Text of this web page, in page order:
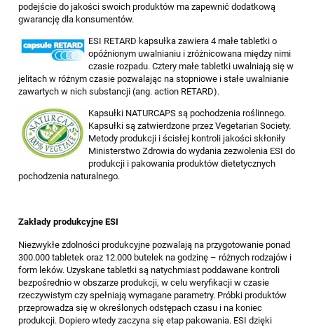
podejście do jakości swoich produktów ma zapewnić dodatkową
gwarancję dla konsumentów.
ESI RETARD kapsułka zawiera 4 małe tabletki o
opóźnionym uwalnianiu i zróżnicowana między nimi
czasie rozpadu. Cztery małe tabletki uwalniają się w
jelitach w różnym czasie pozwalając na stopniowe i stałe uwalnianie
zawartych w nich substancji (ang. action RETARD).
Kapsułki NATURCAPS są pochodzenia roślinnego.
Kapsułki są zatwierdzone przez Vegetarian Society.
Metody produkcji i ścisłej kontroli jakości skłoniły
Ministerstwo Zdrowia do wydania zezwolenia ESI do
produkcji i pakowania produktów dietetycznych
pochodzenia naturalnego.
Zakłady produkcyjne ESI
Niezwykłe zdolności produkcyjne pozwalają na przygotowanie ponad
300.000 tabletek oraz 12.000 butelek na godzinę – różnych rodzajów i
form leków. Uzyskane tabletki są natychmiast poddawane kontroli
bezpośrednio w obszarze produkcji, w celu weryfikacji w czasie
rzeczywistym czy spełniają wymagane parametry. Próbki produktów
przeprowadza się w określonych odstępach czasu i na koniec
produkcji. Dopiero wtedy zaczyna się etap pakowania. ESI dzięki